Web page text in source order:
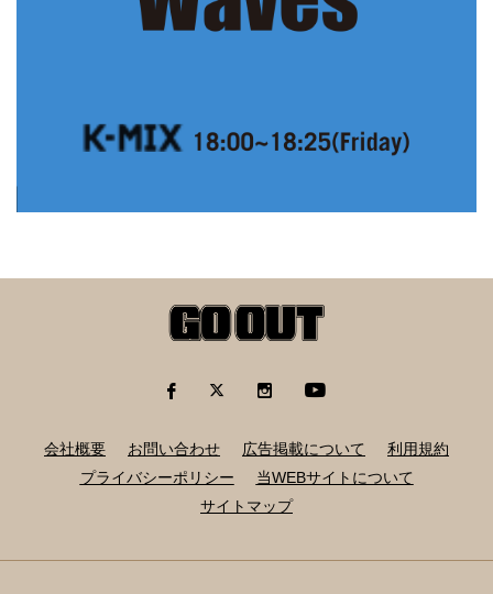
会社概要 お問い合わせ 広告掲載について
利用規約
プライバシーポリシー
当WEBサイトについて
サイトマップ